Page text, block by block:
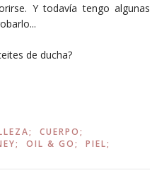
Y todavía tengo algunas
de ducha?
CUERPO;
OIL & GO;
PIEL;